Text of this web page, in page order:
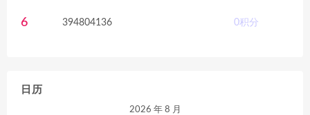
6 394804136 0积分
日历
2026 年 8 月